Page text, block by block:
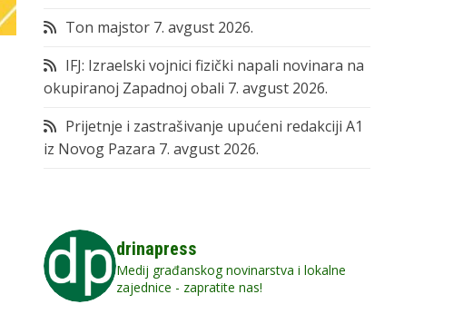
Ton majstor 7. avgust 2026.
IFJ: Izraelski vojnici fizički napali novinara na
okupiranoj Zapadnoj obali 7. avgust 2026.
Prijetnje i zastrašivanje upućeni redakciji A1
iz Novog Pazara 7. avgust 2026.
drinapress
Medij građanskog novinarstva i lokalne
zajednice - zapratite nas!